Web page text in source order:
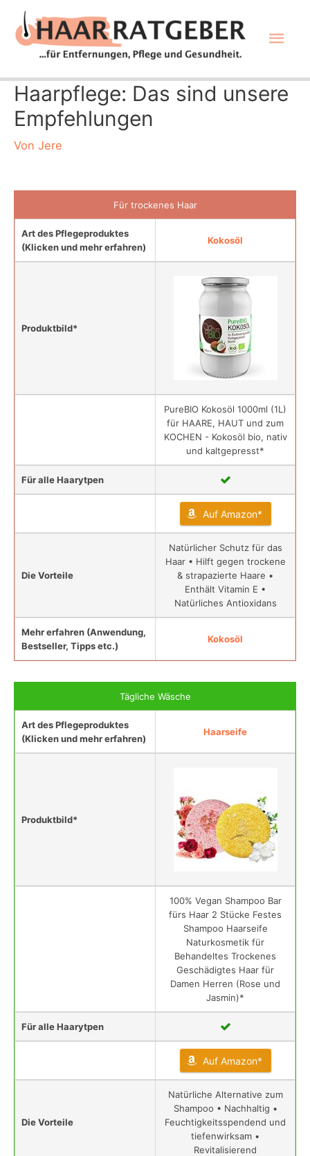
Inhalt
springen
Haarpflege: Das sind unsere
Empfehlungen
Von Jere
Für trockenes Haar
Art des Pflegeproduktes
(Klicken und mehr erfahren)
Kokosöl
Produktbild*
PureBIO Kokosöl 1000ml (1L)
für HAARE, HAUT und zum
KOCHEN - Kokosöl bio, nativ
und kaltgepresst*
Für alle Haarytpen
Auf Amazon*
Die Vorteile
Natürlicher Schutz für das
Haar • Hilft gegen trockene
& strapazierte Haare •
Enthält Vitamin E •
Natürliches Antioxidans
Mehr erfahren (Anwendung,
Bestseller, Tipps etc.)
Kokosöl
Tägliche Wäsche
Art des Pflegeproduktes
(Klicken und mehr erfahren)
Haarseife
Produktbild*
100% Vegan Shampoo Bar
fürs Haar 2 Stücke Festes
Shampoo Haarseife
Naturkosmetik für
Behandeltes Trockenes
Geschädigtes Haar für
Damen Herren (Rose und
Jasmin)*
Für alle Haarytpen
Auf Amazon*
Die Vorteile
Natürliche Alternative zum
Shampoo • Nachhaltig •
Feuchtigkeitsspendend und
tiefenwirksam •
Revitalisierend